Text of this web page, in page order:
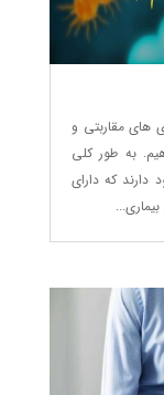
های مقاربتی و
به طور کلی
دارند که دارای